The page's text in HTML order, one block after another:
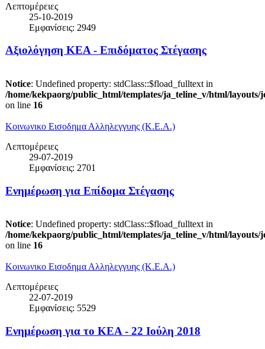
Λεπτομέρειες
25-10-2019
Εμφανίσεις: 2949
Αξιολόγηση ΚΕΑ - Επιδόματος Στέγασης
Notice: Undefined property: stdClass::$fload_fulltext in
/home/kekpaorg/public_html/templates/ja_teline_v/html/
on line 16
Κοινωνικο Εισοδημα Αλληλεγγυης (Κ.Ε.Α.)
Λεπτομέρειες
29-07-2019
Εμφανίσεις: 2701
Ενημέρωση για Επίδομα Στέγασης
Notice: Undefined property: stdClass::$fload_fulltext in
/home/kekpaorg/public_html/templates/ja_teline_v/html/
on line 16
Κοινωνικο Εισοδημα Αλληλεγγυης (Κ.Ε.Α.)
Λεπτομέρειες
22-07-2019
Εμφανίσεις: 5529
Ενημέρωση για το ΚΕΑ - 22 Ιούλη 2018